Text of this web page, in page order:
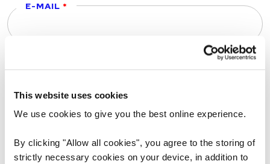
This website uses cookies
We use cookies to give you the best online experience.
By clicking "Allow all cookies", you agree to the storing of
strictly necessary cookies on your device, in addition to
E-MAIL
NAHRÁT ŽIVOTOPIS